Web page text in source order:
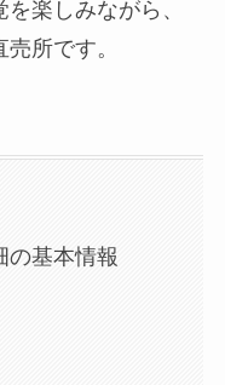
楽しみながら、
所です。
の基本情報